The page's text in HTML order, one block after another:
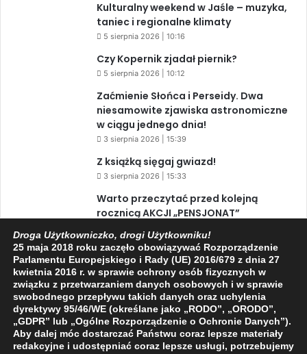
Kulturalny weekend w Jaśle – muzyka,
taniec i regionalne klimaty
5 sierpnia 2026 | 10:16
Czy Kopernik zjadał piernik?
5 sierpnia 2026 | 10:12
Zaćmienie Słońca i Perseidy. Dwa
niesamowite zjawiska astronomiczne
w ciągu jednego dnia!
3 sierpnia 2026 | 15:39
Z książką sięgaj gwiazd!
3 sierpnia 2026 | 15:33
Warto przeczytać przed kolejną
rocznicą AKCJI „PENSJONAT”
XIV Jasielski Marsz Wolności
31 lipca 2026 | 11:44
Facebook
X YouTube
Droga Użytkowniczko, drogi Użytkowniku!
25 maja 2018 roku zaczęło obowiązywać Rozporządzenie
Parlamentu Europejskiego i Rady (UE) 2016/679 z dnia 27
kwietnia 2016 r. w sprawie ochrony osób fizycznych w
związku z przetwarzaniem danych osobowych i w sprawie
swobodnego przepływu takich danych oraz uchylenia
dyrektywy 95/46/WE (określane jako „RODO”, „ORODO”,
„GDPR” lub „Ogólne Rozporządzenie o Ochronie Danych”).
Aby dalej móc dostarczać Państwu coraz lepsze materiały
redakcyjne i udostępniać coraz lepsze usługi, potrzebujemy